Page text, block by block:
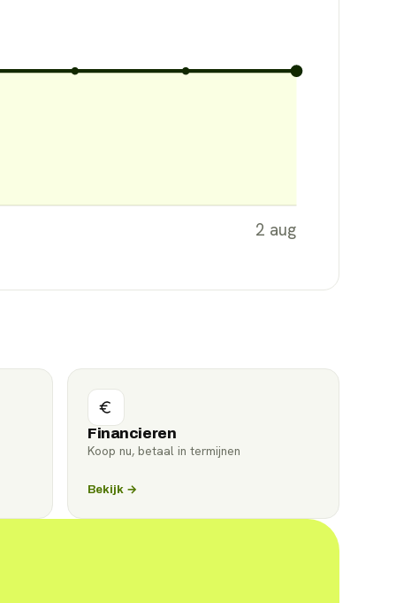
2 aug
Financieren
Koop nu, betaal in termijnen
Bekijk →